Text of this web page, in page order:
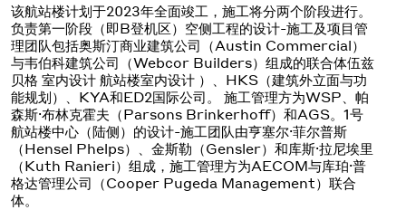
该航站楼计划于2023年全面竣工，施工将分两个阶段进行。
负责第一阶段（即B登机区）空侧工程的设计-施工及项目管
理团队包括奥斯汀商业建筑公司（Austin Commercial）
与韦伯科建筑公司（Webcor Builders）组成的联合体伍兹
贝格 室内设计 航站楼室内设计 ）、HKS（建筑外立面与功
能规划）、KYA和ED2国际公司。 施工管理方为WSP、帕
森斯·布林克霍夫（Parsons Brinkerhoff）和AGS。1号
航站楼中心（陆侧）的设计-施工团队由亨塞尔·菲尔普斯
（Hensel Phelps）、金斯勒（Gensler）和库斯·拉尼埃里
（Kuth Ranieri）组成，施工管理方为AECOM与库珀·普
格达管理公司（Cooper Pugeda Management）联合
体。